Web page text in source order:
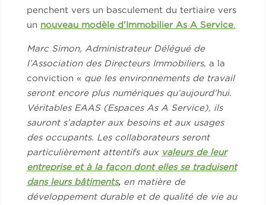
penchent vers un basculement du tertiaire vers
un nouveau modèle d’Immobilier As A Service.
Marc Simon, Administrateur Délégué de
l’Association des Directeurs Immobiliers, a la
conviction « que les environnements de travail
seront encore plus numériques qu’aujourd’hui.
Véritables EAAS (Espaces As A Service), ils
sauront s’adapter aux besoins et aux usages
des occupants. Les collaborateurs seront
particulièrement attentifs aux valeurs de leur
entreprise et à la façon dont elles se traduisent
dans leurs bâtiments, en matière de
développement durable et de qualité de vie au